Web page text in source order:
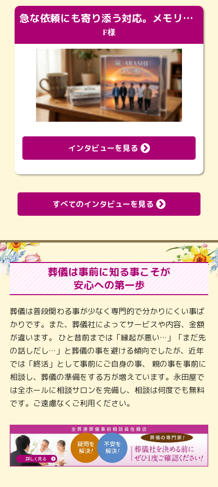
急な依頼にも寄り添う対応。メモリアルコーナーで振り返る大切な日々
F様
インタビューを見る
すべてのインタビューを見る
葬儀は事前に知る事こそが
安心への第一歩
葬儀は普段関わる事が少なく専門的で分かりにくい事ば
かりです。また、葬儀社によってサービスや内容、金額
が違います。 ひと昔前までは「縁起が悪い…」「まだ先
の話しだし…」と葬儀の事を避ける傾向でしたが、近年
では「終活」として事前にご自身の事、 親の事を事前に
相談し、葬儀の準備をする方が増えています。永田屋で
は全ホールに相談サロンを完備し、相談は何度でも無料
です。ご遠慮なくご利用ください。